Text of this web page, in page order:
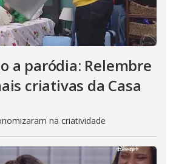
a paródia: Relembre
criativas da Casa
na criatividade